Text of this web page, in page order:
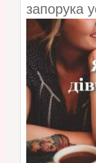
запорука